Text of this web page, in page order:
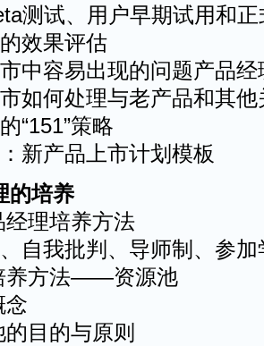
测试、用户早期试用和
效果评估
中容易出现的问题产品
如何处理与老产品和其
“151”策略
新产品上市计划模板
的培养
理培养方法
自我批判、导师制、参加
养方法――资源池
念
目的与原则